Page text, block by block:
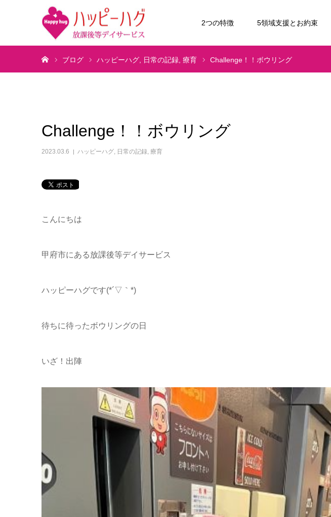
2つの特徴 5領域支援とお約束
ブログ ハッピーハグ 日常の記録 療育 Challenge！！ボウリング
Challenge！！ボウリング
2023.03.6 ハッピーハグ, 日常の記録, 療育
こんにちは
甲府市にある放課後等デイサービス
ハッピーハグです(*´▽｀*)
待ちに待ったボウリングの日
いざ！出陣